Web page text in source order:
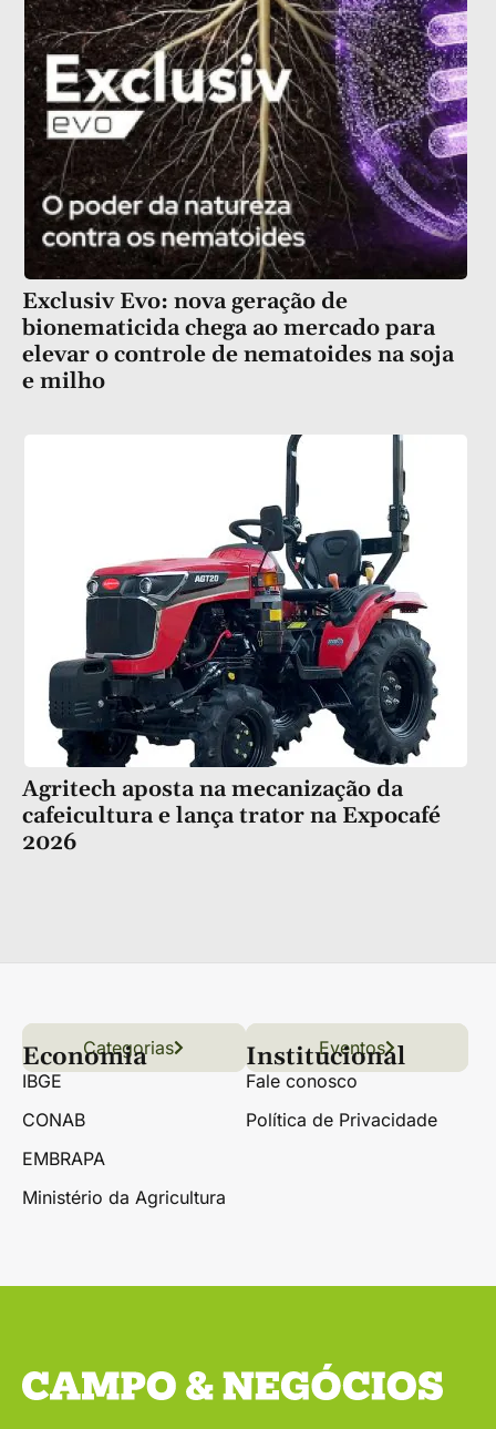
Exclusiv Evo: nova geração de
bionematicida chega ao mercado para
elevar o controle de nematoides na soja
e milho
Agritech aposta na mecanização da
cafeicultura e lança trator na Expocafé
2026
Links úteis
Conteúdo Grãos
Florestas Hortifrúti
Categorias Eventos
Economia
IBGE
CONAB
EMBRAPA
Ministério da Agricultura
Institucional
Fale conosco
Política de Privacidade